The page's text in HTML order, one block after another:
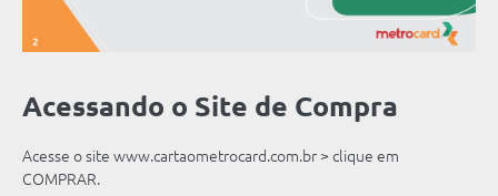
Acessando o Site de Compra
Acesse o site www.cartaometrocard.com.br > clique em
COMPRAR.